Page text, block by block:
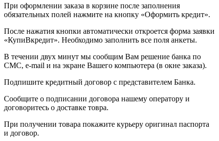
При оформлении заказа в корзине после заполнения
обязательных полей нажмите на кнопку «Оформить кредит».
После нажатия кнопки автоматически откроется форма заявки
«КупиВкредит». Необходимо заполнить все поля анкеты.
В течении двух минут мы сообщим Вам решение банка по
СМС, e-mail и на экране Вашего компьютера (в окне заказа).
Подпишите кредитный договор с представителем Банка.
Сообщите о подписании договора нашему оператору и
договоритесь о доставке товра.
При получении товара покажите курьеру оригинал паспорта
и договор.